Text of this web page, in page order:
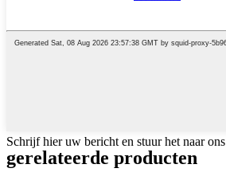
Schrijf hier uw bericht en stuur het naar ons
gerelateerde producten